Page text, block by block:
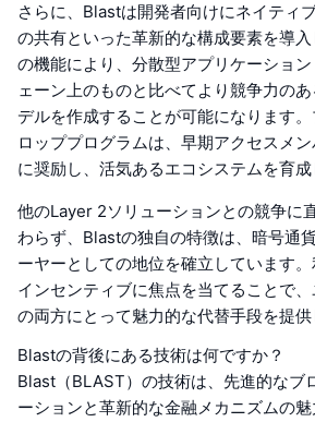
さらに、Blastは開発者向けにネイティ
の共有といった革新的な構成要素を導
の機能により、分散型アプリケーショ
ェーン上のものと比べてより競争力の
デルを作成することが可能になります
ロッププログラムは、早期アクセスメ
に奨励し、活気あるエコシステムを育成
他のLayer 2ソリューションとの競争に
わらず、Blastの独自の特徴は、暗号通
ーヤーとしての地位を確立しています
インセンティブに焦点を当てることで
の両方にとって魅力的な代替手段を提供
Blastの背後にある技術は何ですか？
Blast（BLAST）の技術は、先進的なブ
ーションと革新的な金融メカニズムの魅